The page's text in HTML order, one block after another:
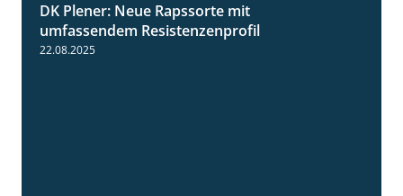
DK Plener: Neue Rapssorte mit
umfassendem Resistenzenprofil
22.08.2025